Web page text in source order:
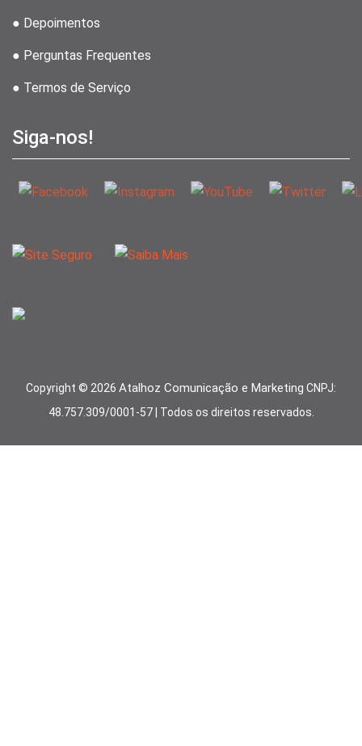
● Depoimentos
● Perguntas Frequentes
● Termos de Serviço
Siga-nos!
Copyright © 2026 Atalhoz Comunicação e Marketing CNPJ:
48.757.309/0001-57 | Todos os direitos reservados.